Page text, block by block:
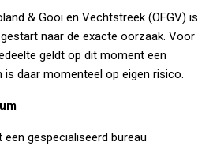
& Gooi en Vechtstreek (OFGV) is
naar de exacte oorzaak. Voor
geldt op dit moment een
daar momenteel op eigen risico.
gespecialiseerd bureau